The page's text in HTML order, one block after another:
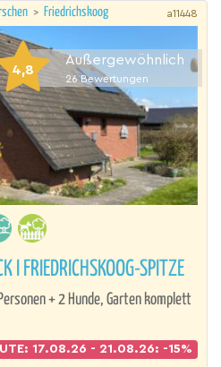
> Friedrichskoog a11448
4,8
Außergewöhnlich
26 Bewertungen
I FRIEDRICHSKOOG-SPITZE
+ 2 Hunde, Garten komplett
17.08.26 - 21.08.26: -15%